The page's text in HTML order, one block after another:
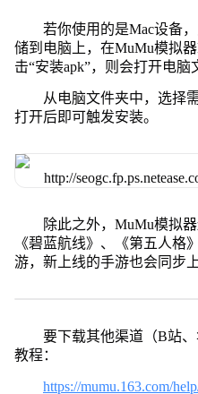
若你使用的是Mac设备
储到电脑上，在MuMu模拟
击“安装apk”，则会打开电脑
从电脑文件夹中，选择
打开后即可触发安装。
除此之外，MuMu模拟
《碧蓝航线》、《第五人格
游，新上线的手游也会同步上
要下载其他渠道（B站
教程：
https://mumu.163.com/